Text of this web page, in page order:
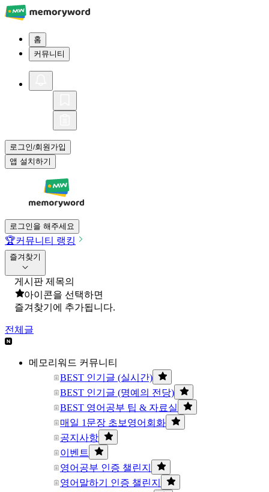
홈
커뮤니티
로그인/회원가입
앱 설치하기
로그인을 해주세요
🏆커뮤니티 랭킹
즐겨찾기
게시판 제목의
아이콘을 선택하면
즐겨찾기에 추가됩니다.
전체글
메모리워드 커뮤니티
BEST 인기글 (실시간)
BEST 인기글 (명예의 전당)
BEST 영어공부 팁 & 자료실
매일 1문장 초보영어회화
공지사항
이벤트
영어공부 인증 챌린지
영어말하기 인증 챌린지